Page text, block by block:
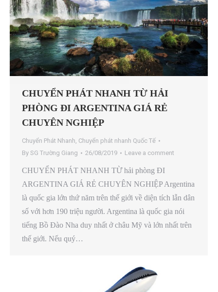
CHUYỂN PHÁT NHANH TỪ HẢI
PHÒNG ĐI ARGENTINA GIÁ RẺ
CHUYÊN NGHIỆP
Chuyển Phát Nhanh, Chuyển phát nhanh Quốc Tế
By SG Trường Giang 26/08/2019 Leave a comment
CHUYỂN PHÁT NHANH TỪ hải phòng ĐI
ARGENTINA GIÁ RẺ CHUYÊN NGHIỆP Argentina
là quốc gia lớn thứ năm trên thế giới về diện tích lẫn dân
số với hơn 190 triệu người. Argentina là quốc gia nói
tiếng Bồ Đào Nha duy nhất ở châu Mỹ và lớn nhất trên
thế giới. Nếu quý…